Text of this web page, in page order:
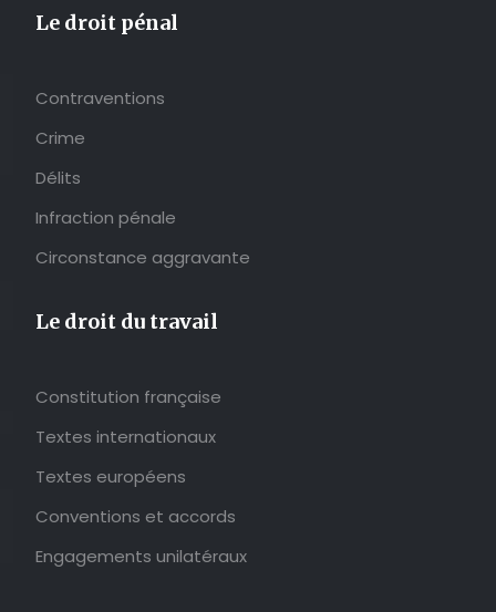
Le droit pénal
Contraventions
Crime
Délits
Infraction pénale
Circonstance aggravante
Le droit du travail
Constitution française
Textes internationaux
Textes européens
Conventions et accords
Engagements unilatéraux